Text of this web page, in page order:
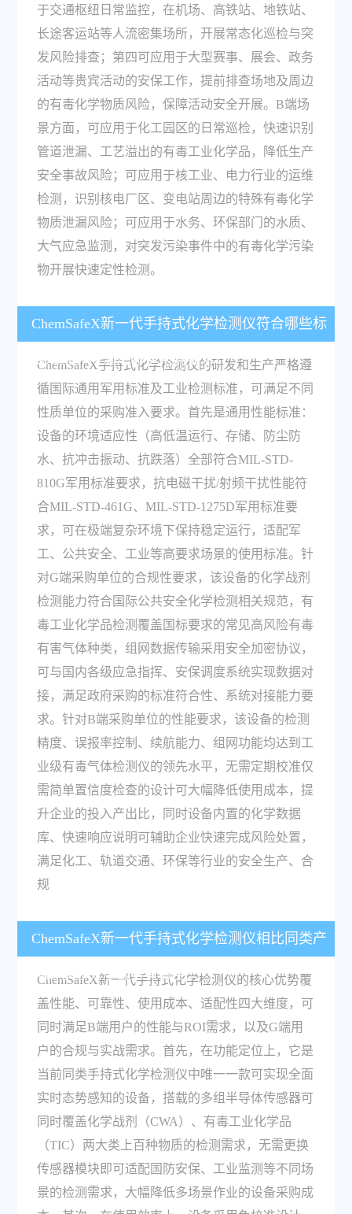
于交通枢纽日常监控，在机场、高铁站、地铁站、
长途客运站等人流密集场所，开展常态化巡检与突
发风险排查；第四可应用于大型赛事、展会、政务
活动等贵宾活动的安保工作，提前排查场地及周边
的有毒化学物质风险，保障活动安全开展。B端场
景方面，可应用于化工园区的日常巡检，快速识别
管道泄漏、工艺溢出的有毒工业化学品，降低生产
安全事故风险；可应用于核工业、电力行业的运维
检测，识别核电厂区、变电站周边的特殊有毒化学
物质泄漏风险；可应用于水务、环保部门的水质、
大气应急监测，对突发污染事件中的有毒化学污染
物开展快速定性检测。
ChemSafeX新一代手持式化学检测仪符合哪些标
准规范，可满足哪些采购要求？
ChemSafeX手持式化学检测仪的研发和生产严格遵
循国际通用军用标准及工业检测标准，可满足不同
性质单位的采购准入要求。首先是通用性能标准：
设备的环境适应性（高低温运行、存储、防尘防
水、抗冲击振动、抗跌落）全部符合MIL-STD-
810G军用标准要求，抗电磁干扰/射频干扰性能符
合MIL-STD-461G、MIL-STD-1275D军用标准要
求，可在极端复杂环境下保持稳定运行，适配军
工、公共安全、工业等高要求场景的使用标准。针
对G端采购单位的合规性要求，该设备的化学战剂
检测能力符合国际公共安全化学检测相关规范，有
毒工业化学品检测覆盖国标要求的常见高风险有毒
有害气体种类，组网数据传输采用安全加密协议，
可与国内各级应急指挥、安保调度系统实现数据对
接，满足政府采购的标准符合性、系统对接能力要
求。针对B端采购单位的性能要求，该设备的检测
精度、误报率控制、续航能力、组网功能均达到工
业级有毒气体检测仪的领先水平，无需定期校准仅
需简单置信度检查的设计可大幅降低使用成本，提
升企业的投入产出比，同时设备内置的化学数据
库、快速响应说明可辅助企业快速完成风险处置，
满足化工、轨道交通、环保等行业的安全生产、合
规
ChemSafeX新一代手持式化学检测仪相比同类产
品的核心竞争优势有哪些？
ChemSafeX新一代手持式化学检测仪的核心优势覆
盖性能、可靠性、使用成本、适配性四大维度，可
同时满足B端用户的性能与ROI需求，以及G端用
户的合规与实战需求。首先，在功能定位上，它是
当前同类手持式化学检测仪中唯一一款可实现全面
实时态势感知的设备，搭载的多组半导体传感器可
同时覆盖化学战剂（CWA）、有毒工业化学品
（TIC）两大类上百种物质的检测需求，无需更换
传感器模块即可适配国防安保、工业监测等不同场
景的检测需求，大幅降低多场景作业的设备采购成